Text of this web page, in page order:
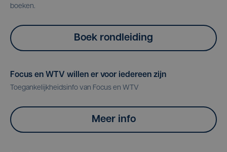
boeken.
Boek rondleiding
Focus en WTV willen er voor iedereen zijn
Toegankelijkheidsinfo van Focus en WTV
Meer info